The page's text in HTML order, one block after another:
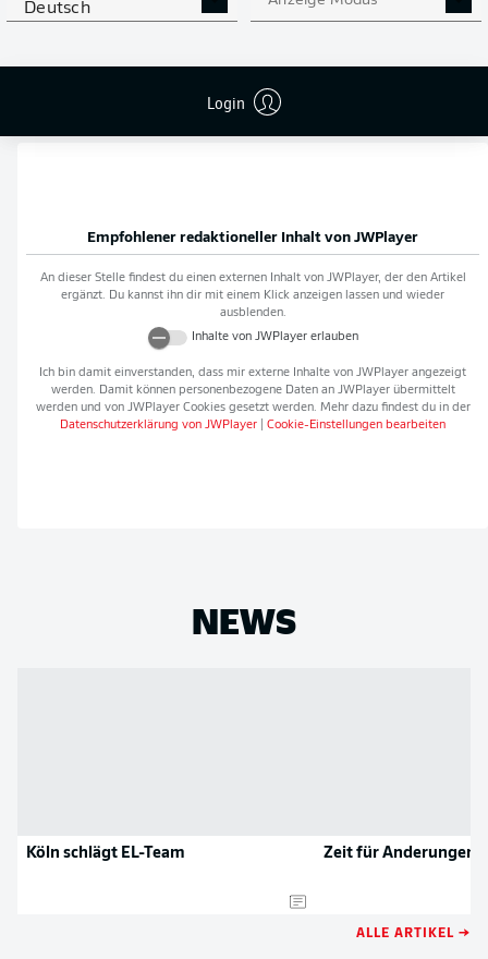
Deutsch
Login APP STORE
Empfohlener redaktioneller Inhalt von JWPlayer
An dieser Stelle findest du einen externen Inhalt von JWPlayer, der den Artikel
ergänzt. Du kannst ihn dir mit einem Klick anzeigen lassen und wieder
ausblenden.
Inhalte von JWPlayererlauben
Ich bin damit einverstanden, dass mir externe Inhalte von JWPlayer angezeigt
werden. Damit können personenbezogene Daten an JWPlayerübermittelt
werden und von JWPlayerCookies gesetzt werden. Mehr dazu findest du in der
Datenschutzerklärung von JWPlayer Cookie-Einstellungen bearbeiten
NEWS
Köln schlägt EL-Team Zeit für Änderungen!
ALLE ARTIKEL →